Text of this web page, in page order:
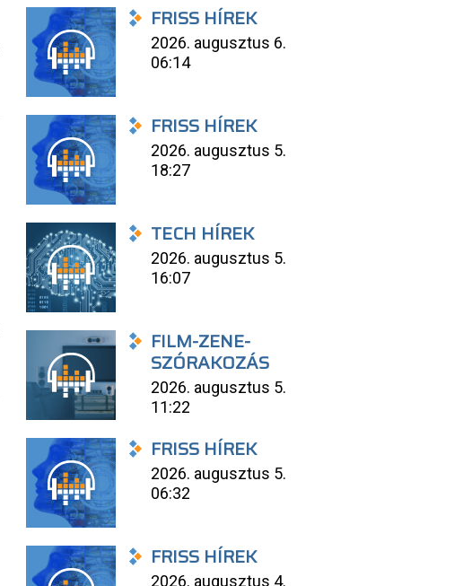
FRISS HÍREK
2026. augusztus 6.
06:14
FRISS HÍREK
2026. augusztus 5.
18:27
TECH HÍREK
2026. augusztus 5.
16:07
FILM-ZENE-
SZÓRAKOZÁS
2026. augusztus 5.
11:22
FRISS HÍREK
2026. augusztus 5.
06:32
FRISS HÍREK
2026. augusztus 4.